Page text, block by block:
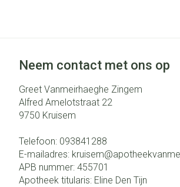
Neem contact met ons op
Greet Vanmeirhaeghe Zingem
Alfred Amelotstraat 22
9750 Kruisem
Telefoon: 093841288
E-mailadres: kruisem@
APB nummer: 455701
Apotheek titularis: Eline Den Tijn